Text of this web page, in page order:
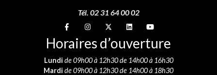
Tél. 02 31 64 00 02
Suivez-nous sur
Suivez-nous sur
Suivez-nous sur
Suivez-nous sur
Suivez-nous sur
Horaires d’ouverture
Lundi de 09h00 à 12h30 de 14h00 à 16h30
Mardi de 09h00 à 12h30 de 14h00 à 18h30